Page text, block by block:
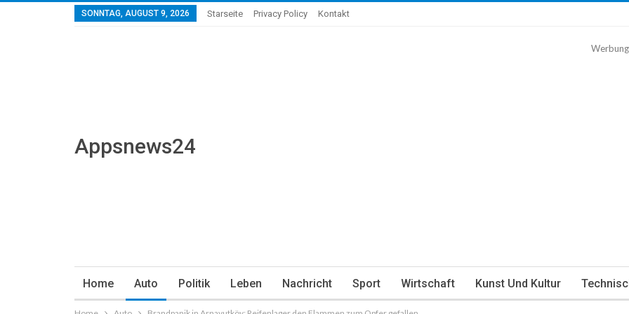
SONNTAG, AUGUST 9, 2026 Starseite Privacy Policy Kontakt
Appsnews24
Werbung
Home Auto Politik Leben Nachricht Sport Wirtschaft Kunst Und Kultur